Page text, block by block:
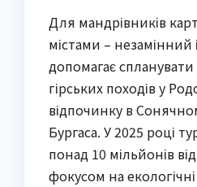
Для мандрівників
містами –
допомагає спланувати
гірських походів у
відпочинку в
Бургаса. У 2025 році
понад 10 мільйонів
фокусом на